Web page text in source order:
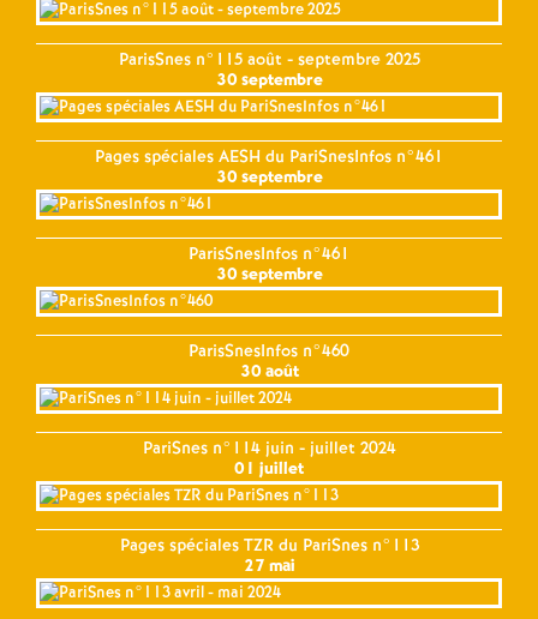
ParisSnes n°115 août - septembre 2025
30 septembre
Pages spéciales AESH du PariSnesInfos n°461
30 septembre
ParisSnesInfos n°461
30 septembre
ParisSnesInfos n°460
30 août
PariSnes n°114 juin - juillet 2024
01 juillet
Pages spéciales TZR du PariSnes n°113
27 mai